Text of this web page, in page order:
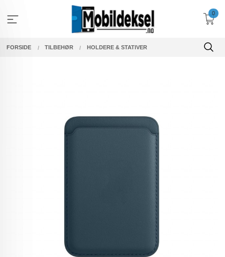
innholdet
0
FORSIDE TILBEHØR HOLDERE & STATIVER